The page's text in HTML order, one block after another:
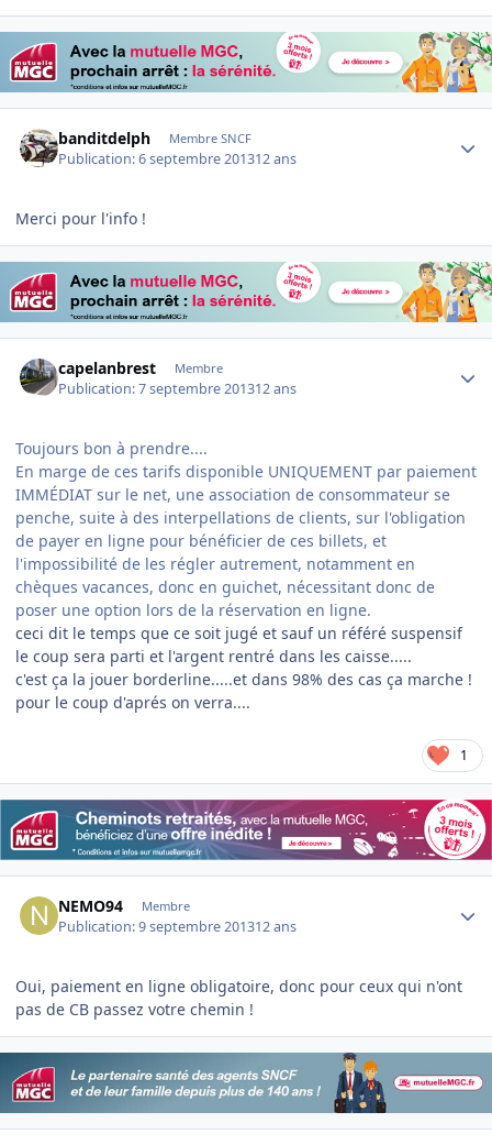
banditdelph Membre SNCF
Publication:6 septembre 201312 ans
Merci pour l'info !
capelanbrest Membre
Publication:7 septembre 201312 ans
Toujours bon à prendre....
En marge de ces tarifs disponible UNIQUEMENT par paiement
IMMÉDIAT sur le net, une association de consommateur se
penche, suite à des interpellations de clients, sur l'obligation
de payer en ligne pour bénéficier de ces billets, et
l'impossibilité de les régler autrement, notamment en
chèques vacances, donc en guichet, nécessitant donc de
poser une option lors de la réservation en ligne.
ceci dit le temps que ce soit jugé et sauf un référé suspensif
le coup sera parti et l'argent rentré dans les caisse.....
c'est ça la jouer borderline.....et dans 98% des cas ça marche !
pour le coup d'aprés on verra....
1
NEMO94 Membre
Publication:9 septembre 201312 ans
Oui, paiement en ligne obligatoire, donc pour ceux qui n'ont
pas de CB passez votre chemin !